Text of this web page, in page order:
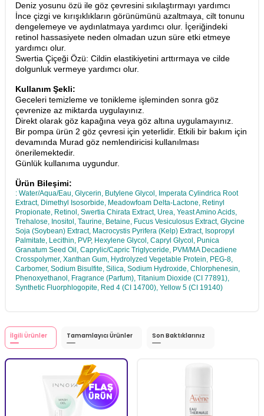
Deniz yosunu özü ile göz çevresini sıkılaştırmayı yardımcı
İnce çizgi ve kırışıklıkların görünümünü azaltmaya, cilt tonunu
dengelemeye ve aydınlatmaya yardımcı olur. İçeriğindeki
retinol hassasiyete neden olmadan uzun süre etki etmeye
yardımcı olur.
Swertia Çiçeği Özü: Cildin elastikiyetini arttırmaya ve cilde
dolgunluk vermeye yardımcı olur.
Kullanım Şekli:
Geceleri temizleme ve tonikleme işleminden sonra göz
çevrenize az miktarda uygulayınız.
Direkt olarak göz kapağına veya göz altına uygulamayınız.
Bir pompa ürün 2 göz çevresi için yeterlidir. Etkili bir bakım için
devamında Murad göz nemlendiricisi kullanılması
önerilemektedir.
Günlük kullanıma uygundur.
Ürün Bileşimi:
: Water/Aqua/Eau, Glycerin, Butylene Glycol, Imperata Cylindrica Root
Extract, Dimethyl Isosorbide, Meadowfoam Delta-Lactone, Retinyl
Propionate, Retinol, Swertia Chirata Extract, Urea, Yeast Amino Acids,
Trehalose, Inositol, Taurine, Betaine, Fucus Vesiculosus Extract, Glycine
Soja (Soybean) Extract, Macrocystis Pyrifera (Kelp) Extract, Isopropyl
Palmitate, Lecithin, PVP, Hexylene Glycol, Capryl Glycol, Punica
Granatum Seed Oil, Caprylic/Capric Triglyceride, PVM/MA Decadiene
Crosspolymer, Xanthan Gum, Hydrolyzed Vegetable Protein, PEG-8,
Carbomer, Sodium Bisulfite, Silica, Sodium Hydroxide, Chlorphenesin,
Phenoxyethanol, Fragrance (Parfum), Titanium Dioxide (CI 77891),
Synthetic Fluorphlogopite, Red 4 (CI 14700), Yellow 5 (CI 19140)
İlgili Ürünler Tamamlayıcı Ürünler Son Baktıklarınız